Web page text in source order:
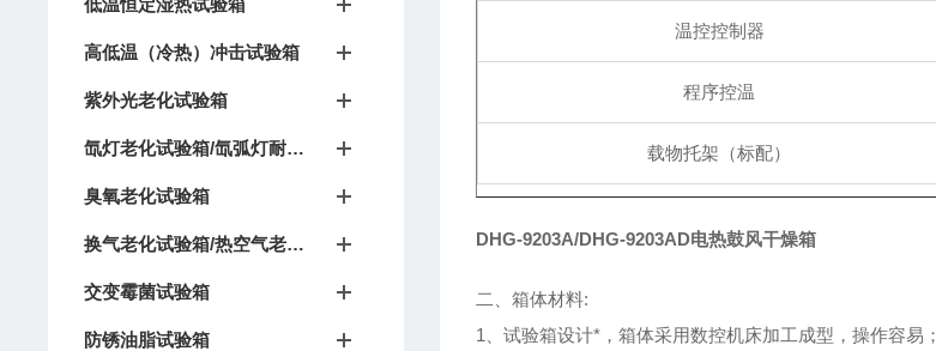
低温恒定湿热试验箱
高低温（冷热）冲击试验箱
紫外光老化试验箱
氙灯老化试验箱/氙弧灯耐候试验箱
臭氧老化试验箱
换气老化试验箱/热空气老化箱
交变霉菌试验箱
防锈油脂试验箱
温控控制器
程序控温
载物托架（标配）
DHG-9203A/DHG-9203AD电热鼓风干燥箱
二、箱体材料:
1、试验箱设计*，箱体采用数控机床加工成型，操作容易；